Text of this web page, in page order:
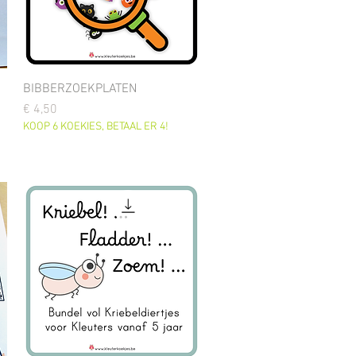
BIBBERZOEKPLATEN
Prijs
€ 4,50
KOOP 6 KOEKIES, BETAAL ER 4!